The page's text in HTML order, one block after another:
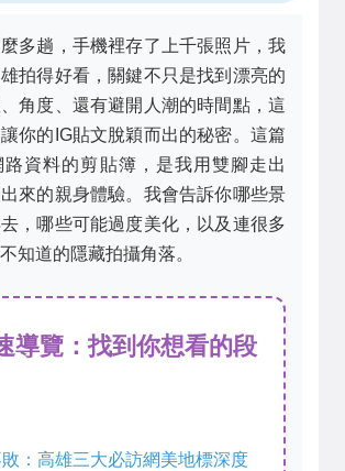
多趟，手機裡存了上千張照片，我
拍得好看，關鍵不只是找到漂亮的
角度、還有避開人潮的時間點，這
你的IG貼文脫穎而出的秘密。這篇
資料的剪貼簿，是我用雙腳走出
來的親身體驗。我會告訴你哪些景
，哪些可能過度美化，以及連很多
知道的隱藏拍攝角落。
導覽：找到你想看的段
：高雄三大必訪網美地標深度